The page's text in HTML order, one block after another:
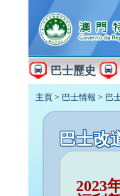
巴士歷史
主頁 > 巴士情報 > 巴
巴士改
2023